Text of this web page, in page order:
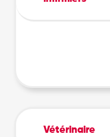
Vétérinaire